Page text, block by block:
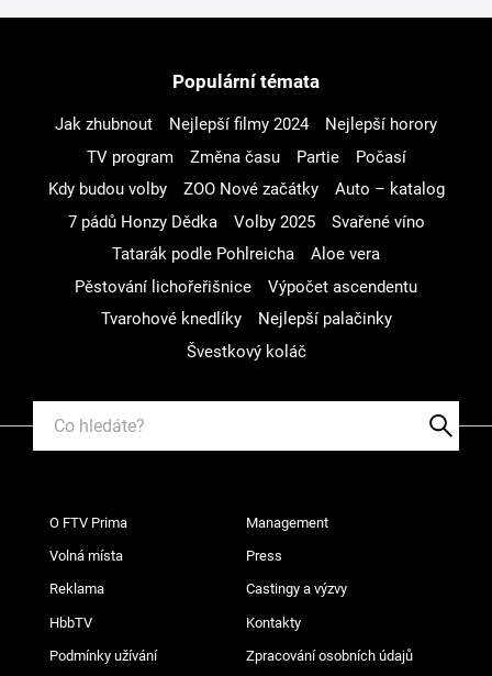
Populární témata
Jak zhubnout Nejlepší filmy 2024
Nejlepší horory
TV program
Změna času Partie
Počasí
Kdy budou volby
ZOO Nové začátky
Auto – katalog
7 pádů Honzy Dědka
Volby 2025
Svařené víno
Tatarák podle Pohlreicha
Aloe vera
Pěstování lichořeřišnice
Výpočet ascendentu
Tvarohové knedlíky
Nejlepší palačinky
Švestkový koláč
O FTV Prima Management
Volná místa Press
Reklama Castingy a výzvy
HbbTV Kontakty
Podmínky užívání Zpracování osobních údajů